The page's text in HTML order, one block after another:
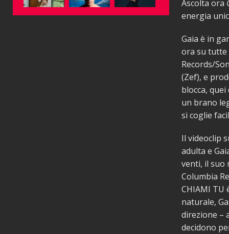
Ascolta ora
energia
Gaia è in
ora su tutte
Records/
(Zef), e
blocca,
un brano
si coglie
Il videoclip
adulta e
venti, il suo
Columbia
CHIAMI TU
naturale,
direzione –
decidono